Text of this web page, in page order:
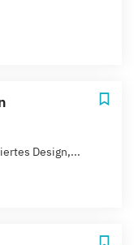
Design,...